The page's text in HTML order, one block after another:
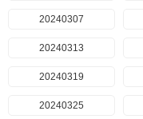
20240307
20240313
20240319
20240325